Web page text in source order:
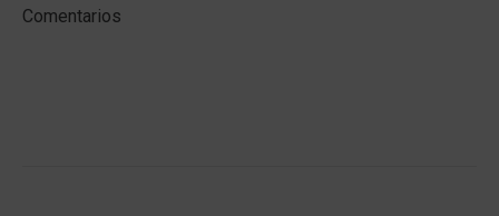
Comentarios